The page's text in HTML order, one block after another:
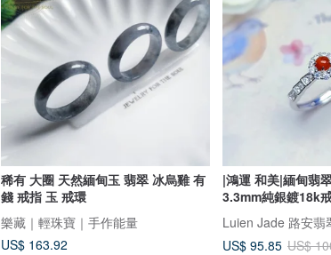
稀有 大圈 天然緬甸玉 翡翠 冰烏雞 有
錢 戒指 玉 戒環
樂藏｜輕珠寶｜手作能量
US$ 163.92
|鴻運 和美|緬甸翡
3.3mm純銀鍍18k
Luien Jade 路安翡
US$ 95.85 US$